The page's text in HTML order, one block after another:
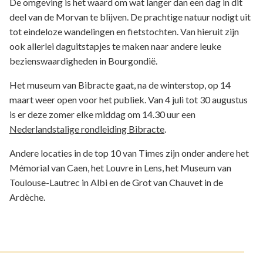
De omgeving is het waard om wat langer dan een dag in dit
deel van de Morvan te blijven. De prachtige natuur nodigt uit
tot eindeloze wandelingen en fietstochten. Van hieruit zijn
ook allerlei daguitstapjes te maken naar andere leuke
bezienswaardigheden in Bourgondië.
Het museum van Bibracte gaat, na de winterstop, op 14
maart weer open voor het publiek. Van 4 juli tot 30 augustus
is er deze zomer elke middag om 14.30 uur een
Nederlandstalige rondleiding Bibracte.
Andere locaties in de top 10 van Times zijn onder andere het
Mémorial van Caen, het Louvre in Lens, het Museum van
Toulouse-Lautrec in Albi en de Grot van Chauvet in de
Ardèche.